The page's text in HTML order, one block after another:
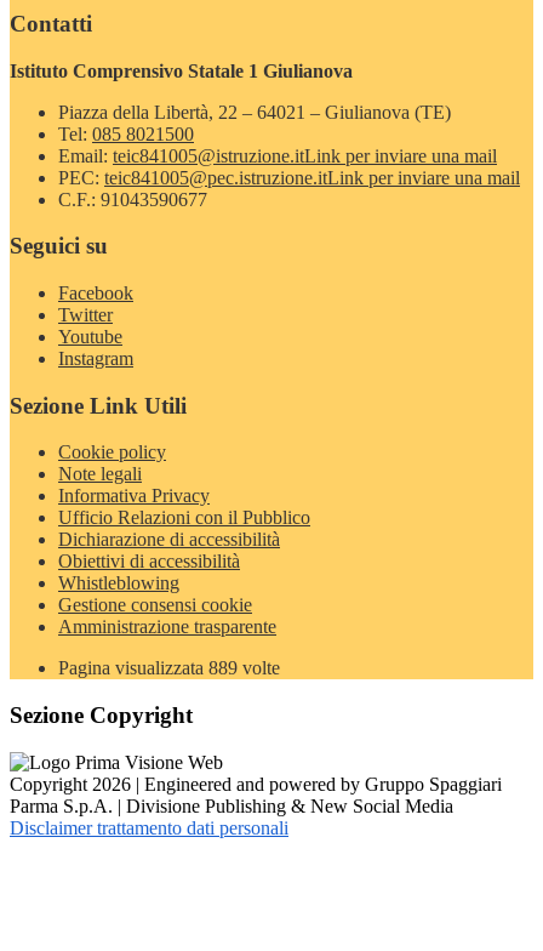
Contatti
Istituto Comprensivo Statale 1 Giulianova
Piazza della Libertà, 22 – 64021 – Giulianova (TE)
Tel: 085 8021500
Email: teic841005@istruzione.itLink per inviare una mail
PEC: teic841005@pec.istruzione.itLink per inviare una mail
C.F.: 91043590677
Seguici su
Facebook
Twitter
Youtube
Instagram
Sezione Link Utili
Cookie policy
Note legali
Informativa Privacy
Ufficio Relazioni con il Pubblico
Dichiarazione di accessibilità
Obiettivi di accessibilità
Whistleblowing
Gestione consensi cookie
Amministrazione trasparente
Pagina visualizzata 889 volte
Sezione Copyright
Copyright 2026 | Engineered and powered by Gruppo Spaggiari
Parma S.p.A. | Divisione Publishing & New Social Media
Disclaimer trattamento dati personali